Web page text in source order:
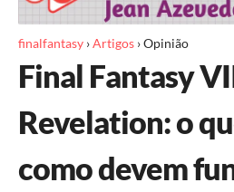
finalfantasy ›Artigos ›Opinião
Final Fantasy
Revelation: o
como devem